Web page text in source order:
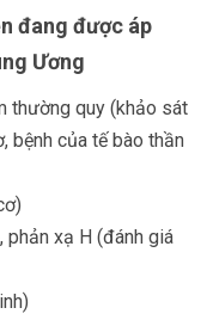
đang được áp
Ương
thường quy (khảo sát
bệnh của tế bào thần
xạ H (đánh giá